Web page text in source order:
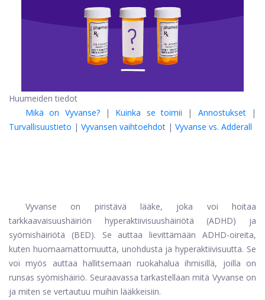
Huumeiden tiedot
Mikä on Vyvanse?| Kuinka se toimii | Annostukset|
Turvallisuustieto | Vyvansen vaihtoehdot | Vyvanse vs. Adderall
Vyvanse on piristävä lääke, joka voi hoitaa
tarkkaavaisuushäiriön hyperaktiivisuushäiriötä (ADHD) ja
syömishäiriötä (BED). Se auttaa lievittämään ADHD-oireita,
kuten huomaamattomuutta, unohdusta ja hyperaktiivisuutta. Se
voi myös auttaa hallitsemaan ruokahalua ihmisillä, joilla on
runsas syömishäiriö. Seuraavassa tarkastellaan mitä Vyvanse on
ja miten se vertautuu muihin lääkkeisiin.